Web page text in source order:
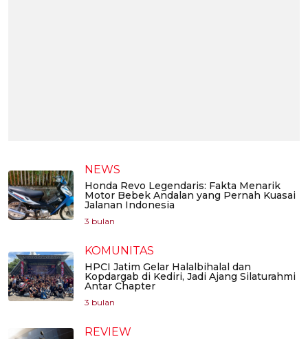
NEWS
Honda Revo Legendaris: Fakta Menarik
Motor Bebek Andalan yang Pernah Kuasai
Jalanan Indonesia
3 bulan
KOMUNITAS
HPCI Jatim Gelar Halalbihalal dan
Kopdargab di Kediri, Jadi Ajang Silaturahmi
Antar Chapter
3 bulan
REVIEW